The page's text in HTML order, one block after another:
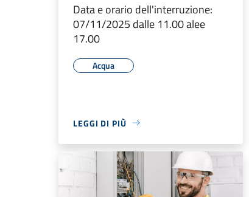
Data e orario dell'interruzione:
07/11/2025 dalle 11.00 alee
17.00
Acqua
LEGGI DI PIÙ